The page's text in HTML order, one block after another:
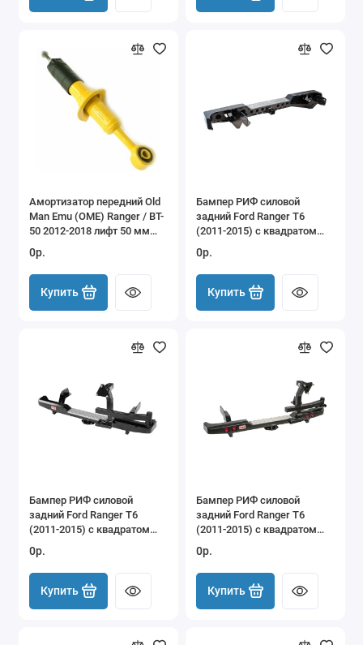
Амортизатор передний Old
Man Emu (OME) Ranger / BT-
50 2012-2018 лифт 50 мм
0р.
Купить
Бампер РИФ силовой
задний Ford Ranger T6
(2011-2015) с квадратом
0р.
Купить
Бампер РИФ силовой
задний Ford Ranger T6
(2011-2015) с квадратом
0р.
Купить
Бампер РИФ силовой
задний Ford Ranger T6
(2011-2015) с квадратом
фонарями
0р.
Купить